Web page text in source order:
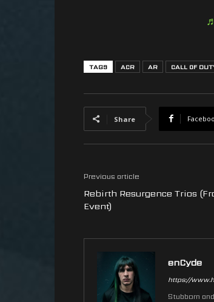
TAGS ACR AR CALL OF
Share
Previous article
Rebirth Resurgence Trios
Event)
enCyde
https://
Stubborn